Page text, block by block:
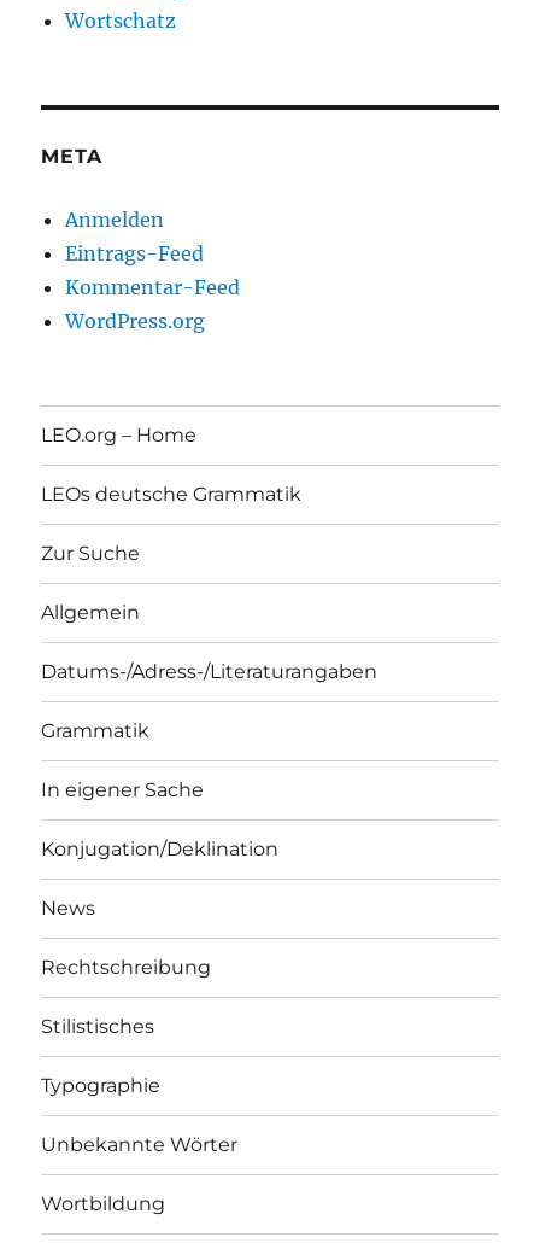
Wortschatz
META
Anmelden
Eintrags-Feed
Kommentar-Feed
WordPress.org
LEO.org – Home
LEOs deutsche Grammatik
Zur Suche
Allgemein
Datums-/Adress-/Literaturangaben
Grammatik
In eigener Sache
Konjugation/Deklination
News
Rechtschreibung
Stilistisches
Typographie
Unbekannte Wörter
Wortbildung